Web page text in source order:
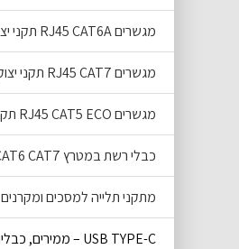
מגשרים RJ45 CAT6A תקני יצוק
מגשרים RJ45 CAT7 תקני יצוק
מגשרים RJ45 CAT5 ECO תקני יצוק
כבלי רשת במטרץ CAT5E CAT6 CAT7
מתקני תלייה למסכים ומקרנים
USB TYPE-C – ממירים, כבלים ומתאמים